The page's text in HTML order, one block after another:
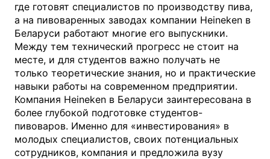
где готовят специалистов по производству пива,
а на пивоваренных заводах компании Heineken в
Беларуси работают многие его выпускники.
Между тем технический прогресс не стоит на
месте, и для студентов важно получать не
только теоретические знания, но и практические
навыки работы на современном предприятии.
Компания Heineken в Беларуси заинтересована в
более глубокой подготовке студентов-
пивоваров. Именно для «инвестирования» в
молодых специалистов, своих потенциальных
сотрудников, компания и предложила вузу